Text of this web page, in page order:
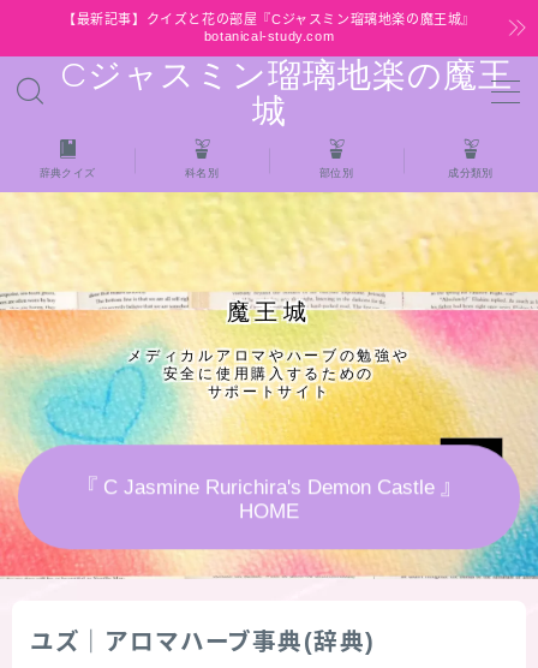
【最新記事】クイズと花の部屋『Cジャスミン瑠璃地楽の魔王城』
botanical-study.com
Cジャスミン瑠璃地楽の魔王
城
MENU
HOME
【最新】クイズと花の部屋
★全種/アロマハーブスパイス基材 プチ辞典ク
イズ＆プチ辞典
★アロマ検定＋αクイズ
★アロマハーブ傾向チェック
秘密部屋
辞典クイズ 科名別 部位別 成分類別
魔王城
メディカルアロマやハーブの勉強や
安全に使用購入するための
サポートサイト
『 C Jasmine Rurichira's Demon Castle 』
HOME
ユズ｜アロマハーブ事典(辞典)